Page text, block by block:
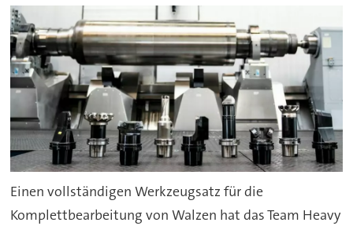
Einen vollständigen Werkzeugsatz für die
Komplettbearbeitung von Walzen hat das Team Heavy